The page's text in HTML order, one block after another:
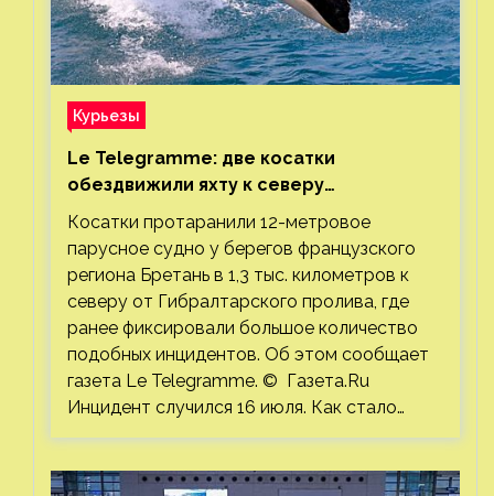
Курьезы
Le Telegramme: две косатки
обездвижили яхту к северу
от Гибралтарского пролива
Косатки протаранили 12-метровое
парусное судно у берегов французского
региона Бретань в 1,3 тыс. километров к
северу от Гибралтарского пролива, где
ранее фиксировали большое количество
подобных инцидентов. Об этом сообщает
газета Le Telegramme. © Газета.Ru
Инцидент случился 16 июля. Как стало…